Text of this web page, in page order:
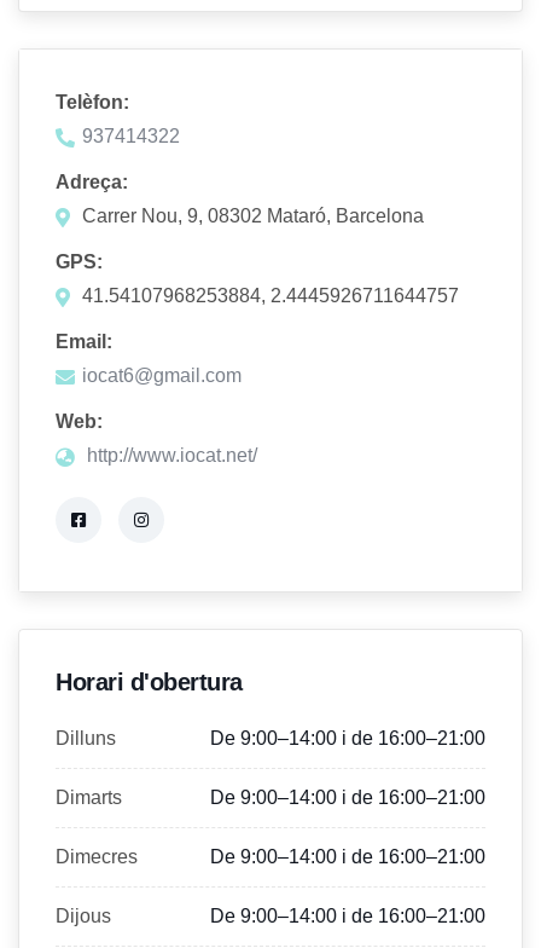
Telèfon:
937414322
Adreça:
Carrer Nou, 9, 08302 Mataró, Barcelona
GPS:
41.54107968253884, 2.4445926711644757
Email:
iocat6@gmail.com
Web:
http://www.iocat.net/
Horari d'obertura
Dilluns De 9:00–14:00 i de 16:00–21:00
Dimarts De 9:00–14:00 i de 16:00–21:00
Dimecres De 9:00–14:00 i de 16:00–21:00
Dijous De 9:00–14:00 i de 16:00–21:00